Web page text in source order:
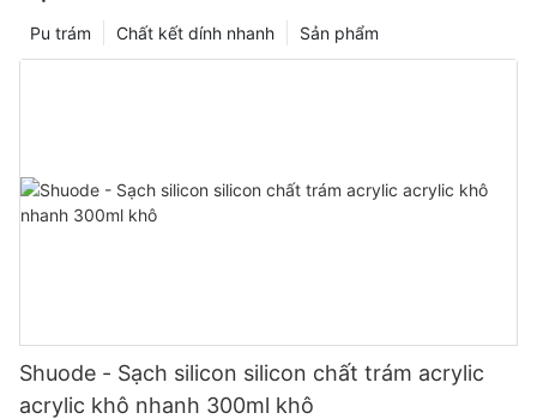
Sản phẩm
Chất kết dính nhanh
Pu trám
Shuode - Sạch silicon silicon chất trám acrylic
acrylic khô nhanh 300ml khô